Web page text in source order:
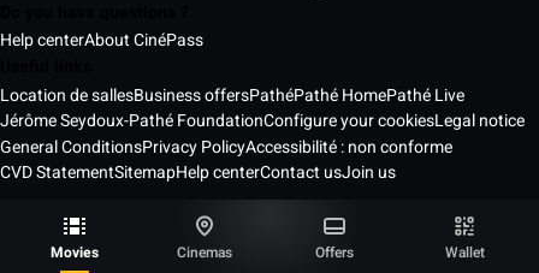
Movies Cinemas Offers Wallet
Help centerAbout CinéPass
Location de sallesBusiness offersPathéPathé HomePathé Live
Jérôme Seydoux-Pathé FoundationConfigure your cookiesLegal notice
General ConditionsPrivacy PolicyAccessibilité : non conforme
CVD StatementSitemapHelp centerContact usJoin us
Pathé Cinémas Services © 2026
All rights reserved ®